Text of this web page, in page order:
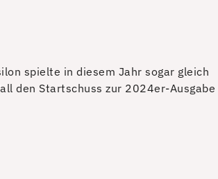
spielte in diesem Jahr sogar gleich
den Startschuss zur 2024er-Ausgabe